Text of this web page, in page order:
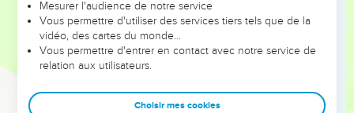
leur foi ou leur vision. Mais on voit moins les doutes, les erreurs
et les saisons difficiles qu'ils ont traversés, alors même que ce
sont elles qui les ont façonnés.
Dans cette conférence, leaders, entrepreneurs, et responsables
clés pour avancer avec plus de sagesse afin que leurs erreurs
Mesurer l'audience de notre service
Vous permettre d'utiliser des services tiers tels que de la
vidéo, des cartes du monde…
Vous permettre d'entrer en contact avec notre service de
relation aux utilisateurs.
Choisir mes cookies